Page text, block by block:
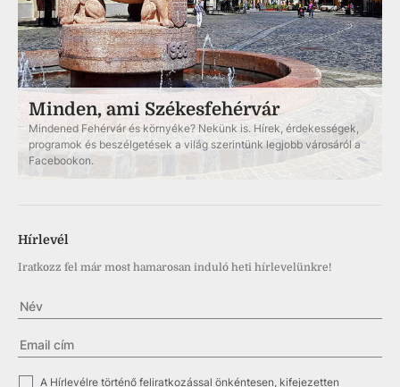
Minden, ami Székesfehérvár
Mindened Fehérvár és környéke? Nekünk is. Hírek, érdekességek,
programok és beszélgetések a világ szerintünk legjobb városáról a
Facebookon.
Hírlevél
Iratkozz fel már most hamarosan induló heti hírlevelünkre!
✓ A Hírlevélre történő feliratkozással önkéntesen, kifejezetten